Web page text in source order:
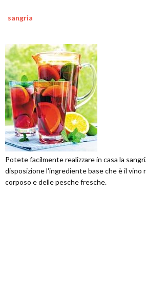
sangria
Potete facilmente realizzare in casa la
disposizione l'ingrediente base che è il vino
corposo e delle pesche fresche.